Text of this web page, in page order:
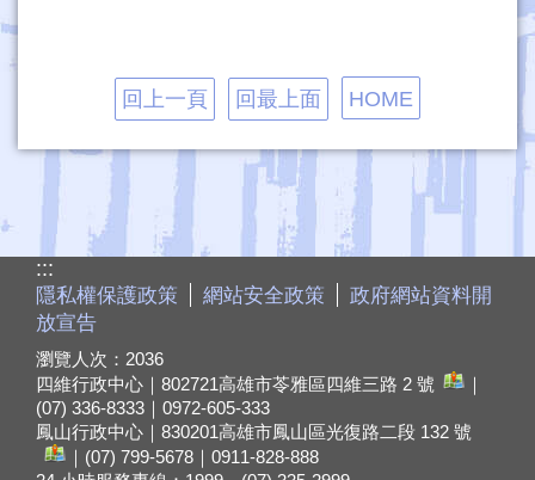
回上一頁 回最上面 HOME
:::
隱私權保護政策 網站安全政策
政府網站資料開
放宣告
瀏覽人次： 2036
四維行政中心｜802721高雄市苓雅區四維三路 2 號
｜
(07) 336-8333｜0972-605-333
鳳山行政中心｜830201高雄市鳳山區光復路二段 132 號
｜(07) 799-5678｜0911-828-888